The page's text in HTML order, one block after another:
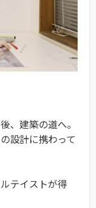
、建築の道へ。
設計に携わって
テイストが得